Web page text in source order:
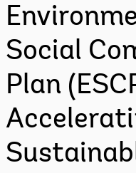
Social
Plan